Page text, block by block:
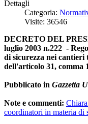
Dettagli
Categoria:
Visite: 36546
DECRETO DEL
luglio 2003 n.222 -
di sicurezza nei
dell'articolo 31, comma
Pubblicato in Gazzetta
Note e commenti:
coordinatori in materia di